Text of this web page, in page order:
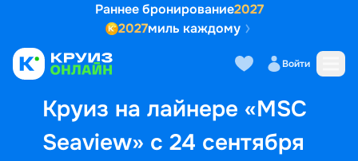
Раннее бронирование2027
2027миль каждому
Войти
Круиз на лайнере «MSC
Seaview» с 24 сентября
Выбор кают Маршрут и